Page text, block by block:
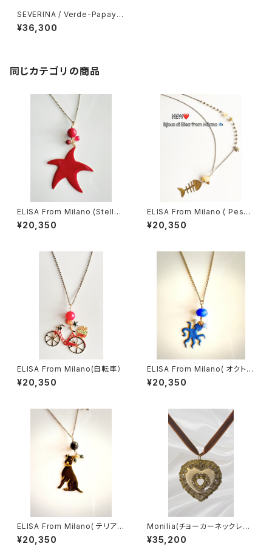
SEVERINA / Verde-Papaya
（セヴェリナ・ネックレス）
¥36,300
同じカテゴリの商品
ELISA From Milano (Stella
Marina)
¥20,350
ELISA From Milano ( Pesc
e)
¥20,350
ELISA From Milano(自転車）
¥20,350
ELISA From Milano( オクトパ
ス/Blu)
¥20,350
ELISA From Milano( テリア/
Black)
¥20,350
Monilia(チョーカーネックレス/
Cuore Bianco)
¥35,200